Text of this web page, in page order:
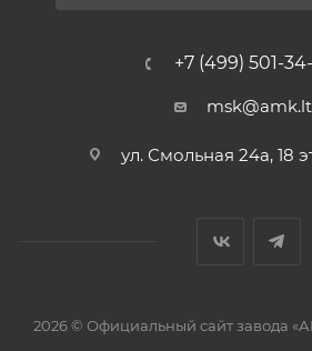
+7 (499) 501-
ул. Смольная 24а, 18
2026 © Официальный сайт завода